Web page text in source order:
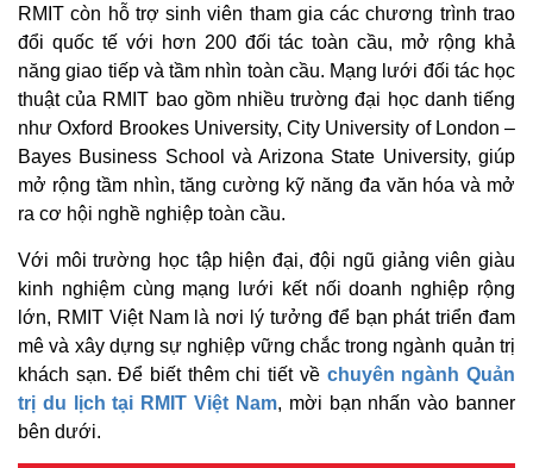
RMIT còn hỗ trợ sinh viên tham gia các chương trình trao
đổi quốc tế với hơn 200 đối tác toàn cầu, mở rộng khả
năng giao tiếp và tầm nhìn toàn cầu. Mạng lưới đối tác học
thuật của RMIT bao gồm nhiều trường đại học danh tiếng
như Oxford Brookes University, City University of London –
Bayes Business School và Arizona State University, giúp
mở rộng tầm nhìn, tăng cường kỹ năng đa văn hóa và mở
ra cơ hội nghề nghiệp toàn cầu.
Với môi trường học tập hiện đại, đội ngũ giảng viên giàu
kinh nghiệm cùng mạng lưới kết nối doanh nghiệp rộng
lớn, RMIT Việt Nam là nơi lý tưởng để bạn phát triển đam
mê và xây dựng sự nghiệp vững chắc trong ngành quản trị
khách sạn. Để biết thêm chi tiết về chuyên ngành Quản
trị du lịch tại RMIT Việt Nam, mời bạn nhấn vào banner
bên dưới.